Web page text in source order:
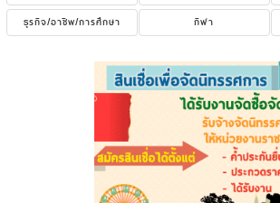
ธุรกิจ/อาชีพ/การศึกษา
กีฬา